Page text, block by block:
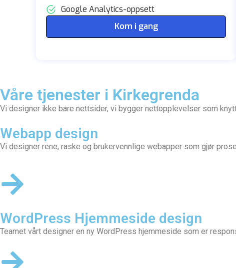
Google Analytics-oppsett
Kom i gang
Våre tjenester i Kirkegrenda
Vi designer ikke bare nettsider, vi bygger nettopplevelser som
Webapp design
Vi designer rene, raske og brukervennlige webapper som gjør
WordPress Hjemmeside design
Teamet vårt designer en ny WordPress hjemmeside som er